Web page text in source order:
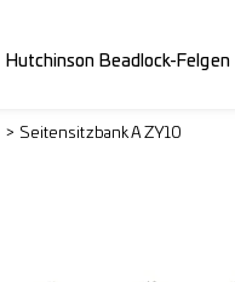
Hutchinson Beadlock-Felgen
Seitensitzbank A ZY10